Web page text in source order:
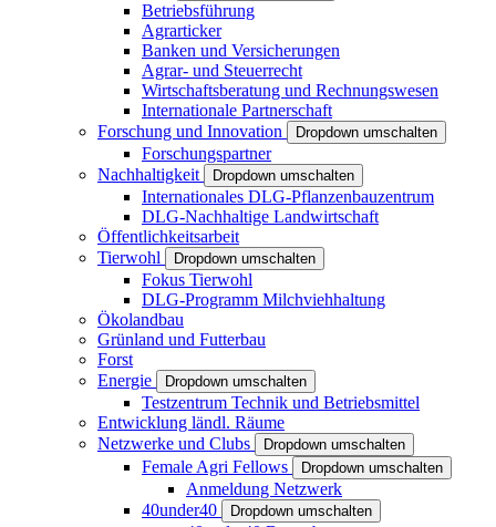
Betriebsführung
Agrarticker
Banken und Versicherungen
Agrar- und Steuerrecht
Wirtschaftsberatung und Rechnungswesen
Internationale Partnerschaft
Forschung und Innovation
Dropdown umschalten
Forschungspartner
Nachhaltigkeit
Dropdown umschalten
Internationales DLG-Pflanzenbauzentrum
DLG-Nachhaltige Landwirtschaft
Öffentlichkeitsarbeit
Tierwohl
Dropdown umschalten
Fokus Tierwohl
DLG-Programm Milchviehhaltung
Ökolandbau
Grünland und Futterbau
Forst
Energie
Dropdown umschalten
Testzentrum Technik und Betriebsmittel
Entwicklung ländl. Räume
Netzwerke und Clubs
Dropdown umschalten
Female Agri Fellows Dropdown umschalten
Anmeldung Netzwerk
40under40
Dropdown umschalten